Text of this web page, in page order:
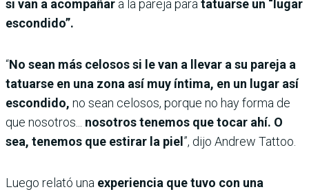
si van a acompañar a la pareja paratatuarse un “lugar
escondido”.
“No sean más celosos si le van a llevar a su pareja a
tatuarse en una zona así muy íntima, en un lugar así
escondido, no sean celosos, porque no hay forma de
que nosotros... nosotros tenemos que tocar ahí. O
sea, tenemos que estirar la piel ”, dijo Andrew Tattoo.
Luego relató una experiencia que tuvo con una